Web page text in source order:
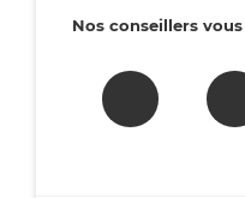
Nos conseillers